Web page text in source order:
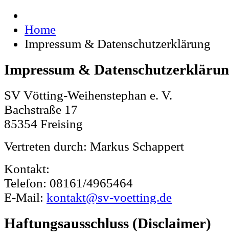
Home
Impressum & Datenschutzerklärung
Impressum &
SV Vötting-Weihenstephan e. V.
Bachstraße 17
85354 Freising
Vertreten durch: Markus Schappert
Kontakt:
Telefon: 08161/4965464
E-Mail: kontakt@sv-voetting.de
Haftungsausschluss (Disclaimer)